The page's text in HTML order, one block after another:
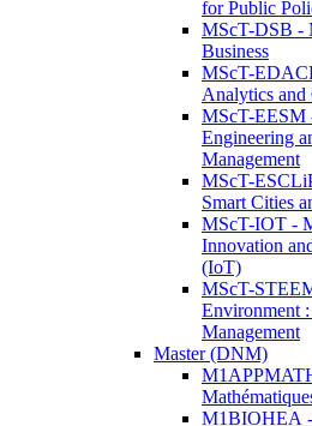
for Public
MScT-DSB -
Business
MScT-
Analytics and
MScT-EESM
Engineering
Management
MScT-
Smart Cities
MScT-IOT -
Innovation
(IoT)
MScT-
Environment
Management
Master (DNM)
M1BIOHEA